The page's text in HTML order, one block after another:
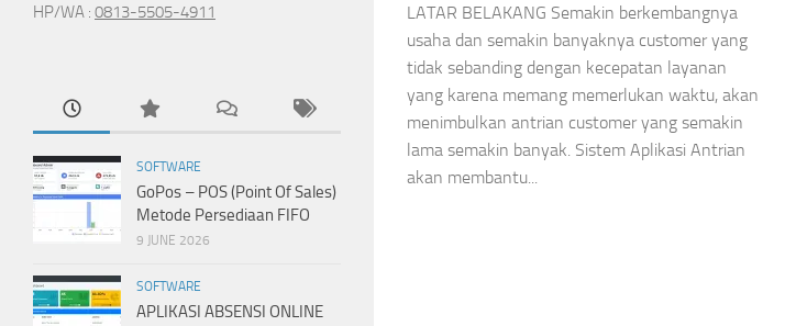
LATAR BELAKANG Semakin berkembangnya
usaha dan semakin banyaknya customer yang
tidak sebanding dengan kecepatan layanan
yang karena memang memerlukan waktu, akan
menimbulkan antrian customer yang semakin
lama semakin banyak. Sistem Aplikasi Antrian
akan membantu...
HP/WA : 0813-5505-4911
SOFTWARE
GoPos – POS (Point Of Sales)
Metode Persediaan FIFO
9 JUNE 2026
SOFTWARE
APLIKASI ABSENSI ONLINE